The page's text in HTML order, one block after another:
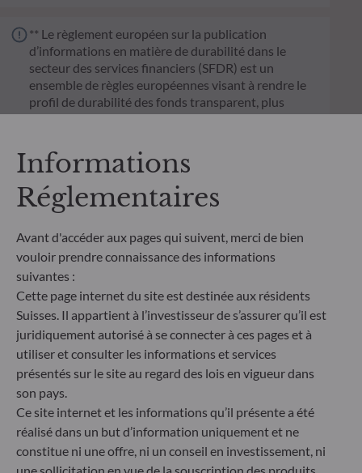
** Le règlement européen sur la publication
d’informations en matière de durabilité dans le
secteur des services financiers (SFDR) est un
ensemble de règles européennes visant à rendre le
profil de durabilité des fonds transparent, plus
comparable et davantage compréhensible par les
ne prend pas en compte les risques de durabilité ou
les effets négatifs des décisions d'investissement
sur les facteurs de durabilité dans le processus de
décision d'investissement. Article 8 : L'équipe de
des critères ESG (Environnement et/ou Social et/ou
Gouvernance) dans son processus de décision
d'investissement. Article 9 : L'équipe de gestion suit
un objectif d'investissement durable strict qui
contribue de manière significative aux défis de la
transition écologique, et traite les risques de
durabilité par le biais de notations fournies par le
fournisseur externe de données ESG de la société
de gestion
Informations
Réglementaires
Avant d'accéder aux pages qui suivent, merci de bien
vouloir prendre connaissance des informations
suivantes :
Cette page internet du site est destinée aux résidents
Suisses. Il appartient à l’investisseur de s’assurer qu’il est
juridiquement autorisé à se connecter à ces pages et à
utiliser et consulter les informations et services
présentés sur le site au regard des lois en vigueur dans
son pays.
Ce site internet et les informations qu’il présente a été
réalisé dans un but d’information uniquement et ne
constitue ni une offre, ni un conseil en investissement, ni
une sollicitation en vue de la souscription des produits